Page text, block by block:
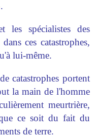
les spécialistes des
ces catastrophes,
lui-même.
catastrophes portent
la main de l'homme
meurtrière,
ce soit du fait du
de terre.